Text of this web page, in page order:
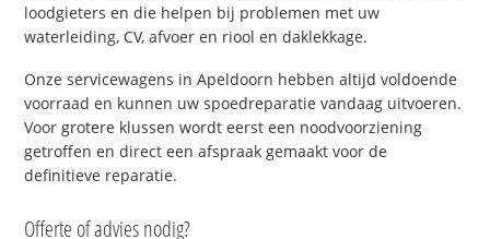
loodgieters en die helpen bij problemen met uw
waterleiding, CV, afvoer en riool en daklekkage.
Onze servicewagens in Apeldoorn hebben altijd voldoende
voorraad en kunnen uw spoedreparatie vandaag uitvoeren.
Voor grotere klussen wordt eerst een noodvoorziening
getroffen en direct een afspraak gemaakt voor de
definitieve reparatie.
Offerte of advies nodig?